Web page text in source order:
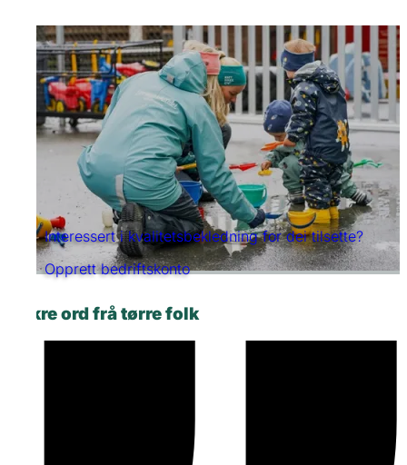
Interessert i kvalitetsbekledning for dei tilsette?
Opprett bedriftskonto
Nokre ord frå tørre folk